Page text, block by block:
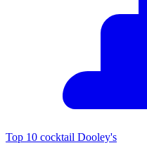
Top 10 cocktail Dooley's